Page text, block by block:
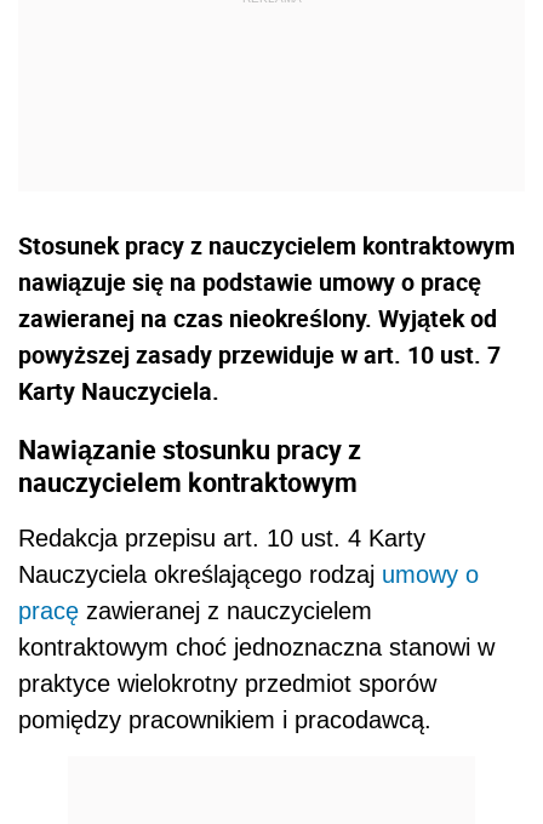
Stosunek pracy z nauczycielem kontraktowym
nawiązuje się na podstawie umowy o pracę
zawieranej na czas nieokreślony. Wyjątek od
powyższej zasady przewiduje w art. 10 ust. 7
Karty Nauczyciela.
Nawiązanie stosunku pracy z
nauczycielem kontraktowym
Redakcja przepisu art. 10 ust. 4 Karty
Nauczyciela określającego rodzaj umowy o
pracę zawieranej z nauczycielem
kontraktowym choć jednoznaczna stanowi w
praktyce wielokrotny przedmiot sporów
pomiędzy pracownikiem i pracodawcą.